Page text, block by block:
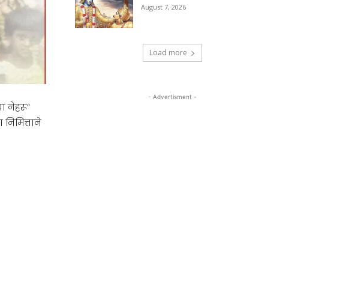
नेहरू”
August 7, 2026
Load more
- Advertisment -